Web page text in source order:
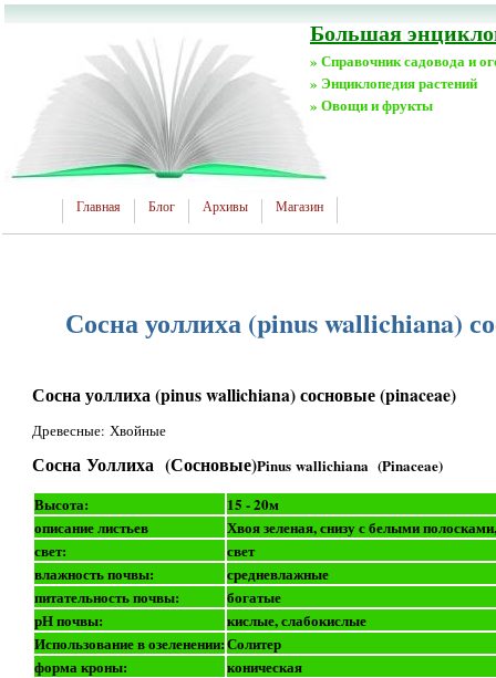
Большая
» Справочник садовода и
» Энциклопедия растений
» Овощи и фрукты
Главная Блог Архивы Магазин
Сосна уоллиха (pinus wallichiana)
Сосна уоллиха (pinus wallichiana) сосновые (pinaceae)
Древесные: Хвойные
Сосна Уоллиха (Сосновые)Pinus wallichiana (Pinaceae)
Высота:
15 - 20м
описание листьев
Хвоя зеленая, снизу с белыми
свет:
свет
влажность почвы:
средневлажные
питательность почвы:
богатые
рН почвы:
кислые, слабокислые
Использование в озеленении:Солитер
форма кроны:
коническая